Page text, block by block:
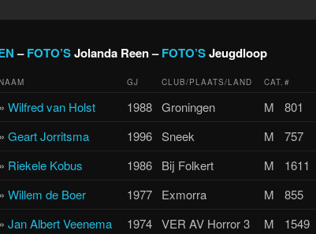
–FOTO’SJolanda Reen –FOTO’SJeugdloop
GJ CLUB/PLAATS/LAND CAT. #
Wilfred van Holst 1988 Groningen M 801
Geart Jorritsma 1996 Sneek M 757
Riekele Kobus 1986 Bij Folkert M 1611
Willem de Boer 1977 Exmorra M 855
Jan Albert Veenema 1974 VER AV Horror 3 M 1549